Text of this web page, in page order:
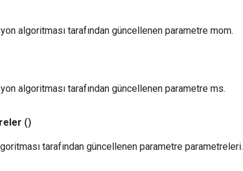
algoritması tarafından güncellenen parametre mom.
algoritması tarafından güncellenen parametre ms.
()
tarafından güncellenen parametre parametreleri.